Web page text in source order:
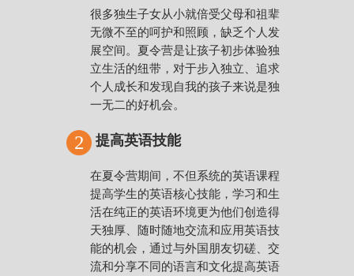
很多独生子女从小就倍受父母和祖辈
无微不至的呵护和照顾，缺乏个人发
展空间。夏令营是让孩子初步体验独
立生活的纽带，对于步入独立、追求
个人成长和发现自我的孩子来说是独
一无二的好机会。
2 提高英语技能
在夏令营期间，不但系统的英语课程
提高学生的英语核心技能，学习和生
活在纯正的英语环境更为他们创造得
天独厚、随时随地交流和应用英语技
能的机会，通过与外国朋友切磋、交
流和分享不同的语言和文化提高英语